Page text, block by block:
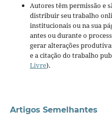
Autores têm permissão e
distribuir seu trabalho
institucionais ou na sua
antes ou durante o
gerar alterações
e a citação do trabalho
Livre).
Artigos Semelhantes